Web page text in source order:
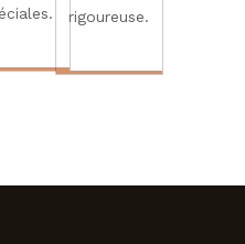
rigoureuse.